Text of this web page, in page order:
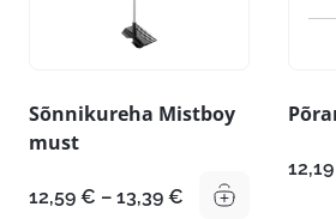
Sõnnikureha Mistboy
must
12,59 € – 13,39 € Hinnavahemik:
12,19